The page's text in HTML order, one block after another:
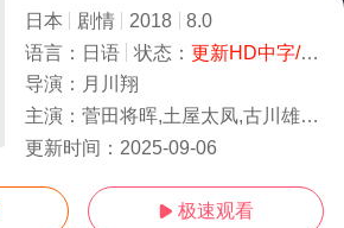
日本 剧情 2018
8.0
语言： 日语 状态： 更新HD中字/高清
导演： 月川翔
主演： 菅田将晖,土屋太凤,古川雄辉,山田裕贵,池田依来沙,滨边美波,佐野岳,佐野史郎,速水直道
更新时间： 2025-09-06
 极速观看